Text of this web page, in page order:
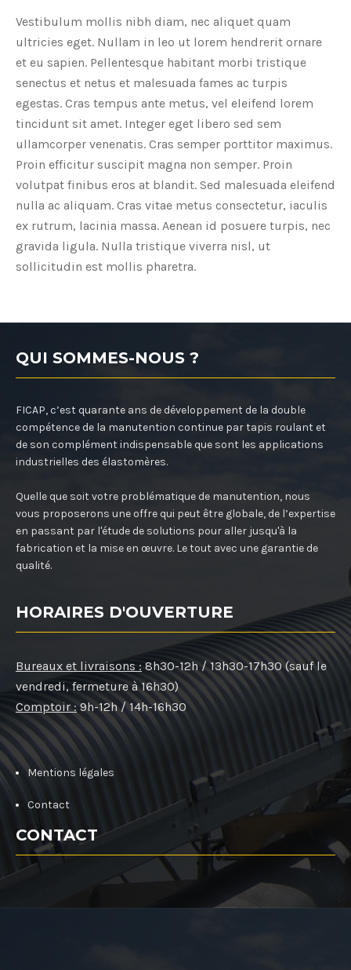
Vestibulum mollis nibh diam, nec aliquet quam
ultricies eget. Nullam in leo ut lorem hendrerit ornare
et eu sapien. Pellentesque habitant morbi tristique
senectus et netus et malesuada fames ac turpis
egestas. Cras tempus ante metus, vel eleifend lorem
tincidunt sit amet. Integer eget libero sed sem
ullamcorper venenatis. Cras semper porttitor maximus.
Proin efficitur suscipit magna non semper. Proin
volutpat finibus eros at blandit. Sed malesuada eleifend
nulla ac aliquam. Cras vitae metus consectetur, iaculis
ex rutrum, lacinia massa. Aenean id posuere turpis, nec
gravida ligula. Nulla tristique viverra nisl, ut
sollicitudin est mollis pharetra.
QUI SOMMES-NOUS ?
FICAP, c’est quarante ans de développement de la double
compétence de la manutention continue par tapis roulant et
de son complément indispensable que sont les applications
industrielles des élastomères.
Quelle que soit votre problématique de manutention, nous
vous proposerons une offre qui peut être globale, de l’expertise
en passant par l'étude de solutions pour aller jusqu'à la
fabrication et la mise en œuvre. Le tout avec une garantie de
qualité.
HORAIRES D'OUVERTURE
Bureaux et livraisons : 8h30-12h / 13h30-17h30 (sauf le
vendredi, fermeture à 16h30)
Comptoir : 9h-12h / 14h-16h30
Mentions légales
Contact
CONTACT